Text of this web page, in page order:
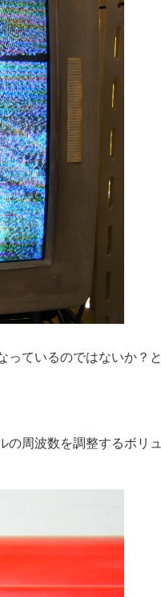
っているのではないか？と
の周波数を調整するボリュ